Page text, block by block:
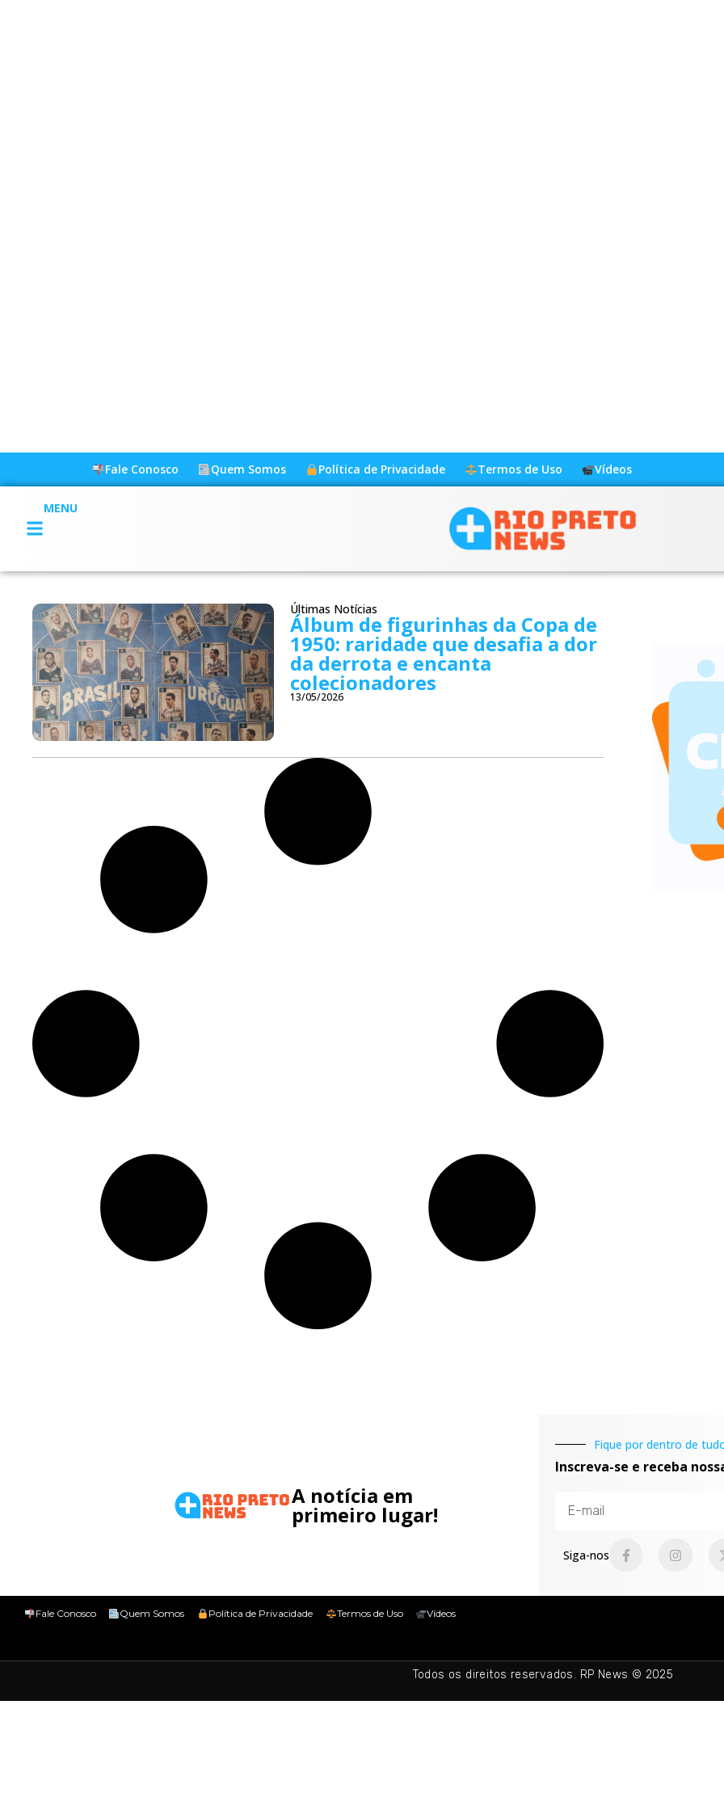
Fale Conosco Quem Somos Política de Privacidade Termos de Uso Vídeos
MENU
Últimas Notícias
Álbum de figurinhas da Copa de
1950: raridade que desafia a dor
da derrota e encanta
colecionadores
13/05/2026
A notícia em
primeiro lugar!
Fique por dentro de
Inscreva-se e receba
Siga-nos
Fale Conosco Quem Somos Política de Privacidade Termos de Uso Vídeos
Todos os direitos reservados. RP News © 2025